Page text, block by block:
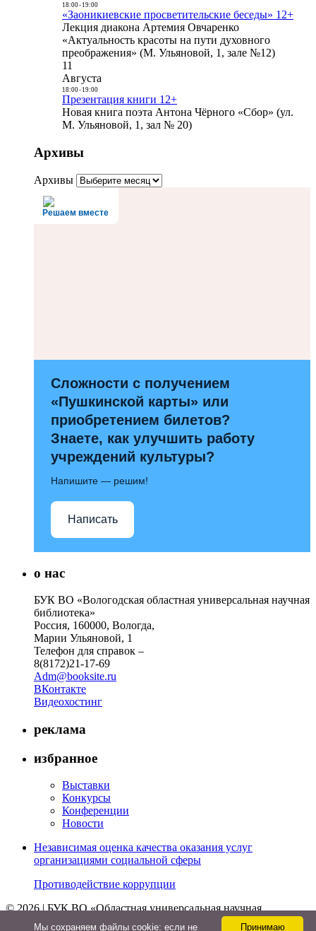
18:00- 19:00
«Заоникиевские просветительские беседы» 12+
Лекция диакона Артемия Овчаренко
«Актуальность красоты на пути духовного
преображения» (М. Ульяновой, 1, зале №12)
11
Августа
18:00- 19:00
Презентация книги 12+
Новая книга поэта Антона Чёрного «Сбор» (ул.
М. Ульяновой, 1, зал № 20)
Архивы
Архивы
Решаем вместе
Сложности с получением
«Пушкинской карты» или
приобретением билетов?
Знаете, как улучшить работу
учреждений культуры?
Напишите — решим!
Написать
о нас
БУК ВО «Вологодская областная универсальная научная
библиотека»
Россия, 160000, Вологда,
Марии Ульяновой, 1
Телефон для справок –
8(8172)21-17-69
Adm@booksite.ru
ВКонтакте
Видеохостинг
реклама
избранное
Выставки
Конкурсы
Конференции
Новости
Независимая оценка качества оказания услуг
организациями социальной сферы
Противодействие коррупции
© 2026 | БУК ВО «Областная универсальная научная
библиотека»
Принимаю
Мы cохраняем файлы cookie: если не